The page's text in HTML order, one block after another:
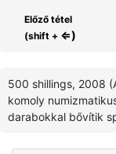
Előző tétel
(shift + ⇐)
500 shillings, 2008
komoly
darabokkal bővítik